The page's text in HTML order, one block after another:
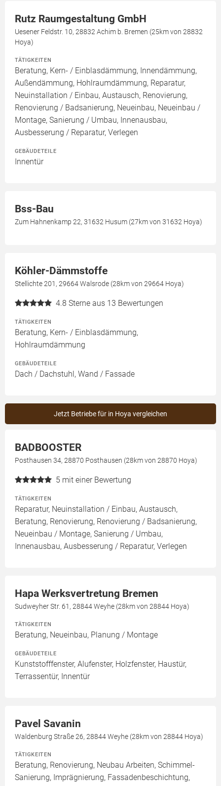
Rutz Raumgestaltung GmbH
Uesener Feldstr. 10, 28832 Achim b. Bremen (25km von 28832
Hoya)
TÄTIGKEITEN
Beratung, Kern- / Einblasdämmung, Innendämmung,
Außendämmung, Hohlraumdämmung, Reparatur,
Neuinstallation / Einbau, Austausch, Renovierung,
Renovierung / Badsanierung, Neueinbau, Neueinbau /
Montage, Sanierung / Umbau, Innenausbau,
Ausbesserung / Reparatur, Verlegen
GEBÄUDETEILE
Innentür
Bss-Bau
Zum Hahnenkamp 22, 31632 Husum (27km von 31632 Hoya)
Köhler-Dämmstoffe
Stellichte 201, 29664 Walsrode (28km von 29664 Hoya)
4.8 Sterne aus 13 Bewertungen
TÄTIGKEITEN
Beratung, Kern- / Einblasdämmung,
Hohlraumdämmung
GEBÄUDETEILE
Dach / Dachstuhl, Wand / Fassade
Jetzt Betriebe für in Hoya vergleichen
BADBOOSTER
Posthausen 34, 28870 Posthausen (28km von 28870 Hoya)
5 mit einer Bewertung
TÄTIGKEITEN
Reparatur, Neuinstallation / Einbau, Austausch,
Beratung, Renovierung, Renovierung / Badsanierung,
Neueinbau / Montage, Sanierung / Umbau,
Innenausbau, Ausbesserung / Reparatur, Verlegen
Hapa Werksvertretung Bremen
Sudweyher Str. 61, 28844 Weyhe (28km von 28844 Hoya)
TÄTIGKEITEN
Beratung, Neueinbau, Planung / Montage
GEBÄUDETEILE
Kunststofffenster, Alufenster, Holzfenster, Haustür,
Terrassentür, Innentür
Pavel Savanin
Waldenburg Straße 26, 28844 Weyhe (28km von 28844 Hoya)
TÄTIGKEITEN
Beratung, Renovierung, Neubau Arbeiten, Schimmel-
Sanierung, Imprägnierung, Fassadenbeschichtung,